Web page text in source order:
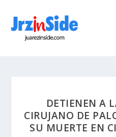
DETIENEN A
CIRUJANO DE
SU MUERTE EN